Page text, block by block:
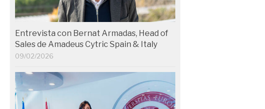
Entrevista con Bernat Armadas, Head of
Sales de Amadeus Cytric Spain & Italy
09/02/2026